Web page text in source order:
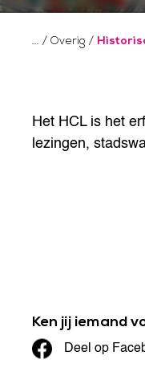
/ Overig /
Het HCL is het
lezingen,
Ken jij iemand
Deel op